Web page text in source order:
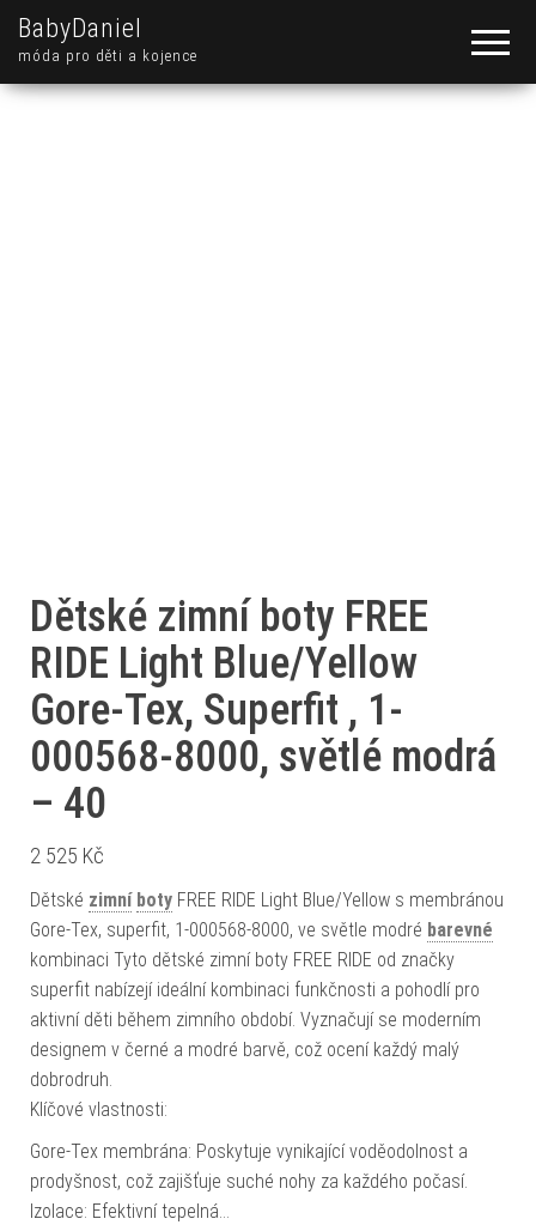
BabyDaniel
móda pro děti a kojence
Dětské zimní boty FREE
RIDE Light Blue/Yellow
Gore-Tex, Superfit , 1-
000568-8000, světlé modrá
– 40
2 525 Kč
Dětské zimní boty FREE RIDE Light Blue/Yellow s membránou
Gore-Tex, superfit, 1-000568-8000, ve světle modré barevné
kombinaci Tyto dětské zimní boty FREE RIDE od značky
superfit nabízejí ideální kombinaci funkčnosti a pohodlí pro
aktivní děti během zimního období. Vyznačují se moderním
designem v černé a modré barvě, což ocení každý malý
dobrodruh.
Klíčové vlastnosti:
Gore-Tex membrána: Poskytuje vynikající voděodolnost a
prodyšnost, což zajišťuje suché nohy za každého počasí.
Izolace: Efektivní tepelná…